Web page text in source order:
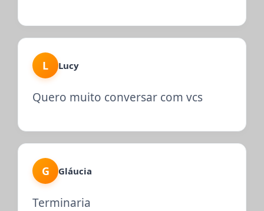
L Lucy
Quero muito conversar com vcs
G Gláucia
Terminaria